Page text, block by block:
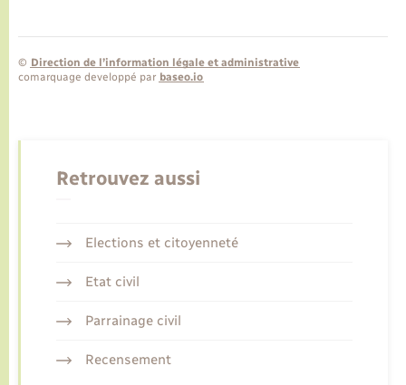
© Direction de l’information légale et administrative
comarquage developpé par baseo.io
Retrouvez aussi
Elections et citoyenneté
Etat civil
Parrainage civil
Recensement